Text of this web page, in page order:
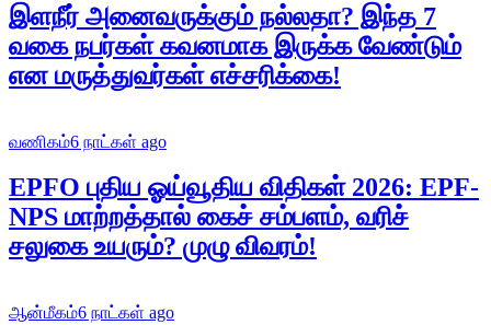
இளநீர் அனைவருக்கும் நல்லதா? இந்த 7
வகை நபர்கள் கவனமாக இருக்க வேண்டும்
என மருத்துவர்கள் எச்சரிக்கை!
வணிகம்6 நாட்கள் ago
EPFO புதிய ஓய்வூதிய விதிகள் 2026: EPF-
NPS மாற்றத்தால் கைச் சம்பளம், வரிச்
சலுகை உயரும்? முழு விவரம்!
ஆன்மீகம்6 நாட்கள் ago